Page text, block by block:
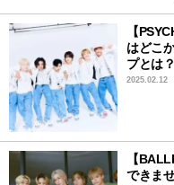
【
はどこ
プとは？
2025.02.12
【
できま